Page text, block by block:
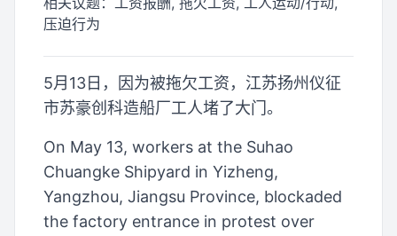
压迫行为
5月13日，因为被拖欠工资，江苏扬州仪征
市苏豪创科造船厂工人堵了大门。
On May 13, workers at the Suhao
Chuangke Shipyard in Yizheng,
Yangzhou, Jiangsu Province, blockaded
the factory entrance in protest over